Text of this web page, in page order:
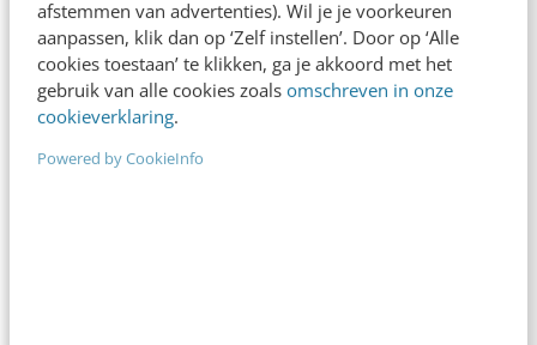
afstemmen van advertenties). Wil je je voorkeuren
aanpassen, klik dan op ‘Zelf instellen’. Door op ‘Alle
cookies toestaan’ te klikken, ga je akkoord met het
gebruik van alle cookies zoals omschreven in onze
cookieverklaring.
Powered by CookieInfo